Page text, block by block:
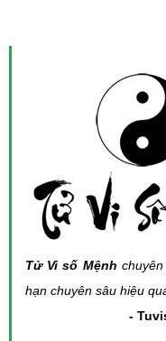
Tử Vi số Mệnh
hạn chuyên sâu hiệu
-